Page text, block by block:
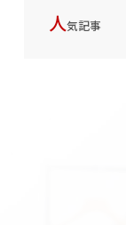
人気記事